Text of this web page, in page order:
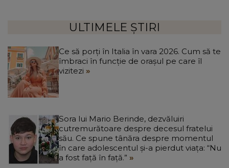
ULTIMELE ȘTIRI
Ce să porți în Italia în vara 2026. Cum să te
îmbraci în funcție de orașul pe care îl
vizitezi
Sora lui Mario Berinde, dezvăluiri
cutremurătoare despre decesul fratelui
său. Ce spune tânăra despre momentul
în care adolescentul și-a pierdut viața: “Nu
a fost față în față.”